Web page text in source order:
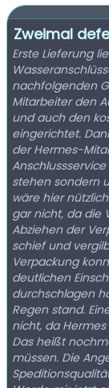
Zweimal
Erste Lieferung
nachfolgenden
Mitarbeiter den
und auch den
eingerichtet.
der Hermes-
stehen sondern
wäre hier
gar nicht, da die
Abziehen der
schief und
Verpackung
deutlichen
durchschlagen
Regen stand.
nicht, da
Das heißt
müssen. Die